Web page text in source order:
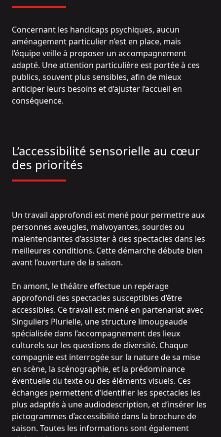
Concernant les handicaps psychiques, aucun
aménagement particulier n’est en place, mais
l’équipe veille à proposer un accompagnement
adapté. Une attention particulière est portée à ces
publics, souvent plus sensibles, afin de mieux
anticiper leurs besoins et d’ajuster l’accueil en
conséquence.
L’accessibilité sensorielle au cœur
des priorités
Un travail approfondi est mené pour permettre aux
personnes aveugles, malvoyantes, sourdes ou
malentendantes d’assister à des spectacles dans les
meilleures conditions. Cette démarche débute bien
avant l’ouverture de la saison.
En amont, le théâtre effectue un repérage
approfondi des spectacles susceptibles d’être
accessibles. Ce travail est mené en partenariat avec
Singuliers Plurielle, une structure limougeaude
spécialisée dans l’accompagnement des lieux
culturels sur les questions de diversité. Chaque
compagnie est interrogée sur la nature de sa mise
en scène, la scénographie, et la prédominance
éventuelle du texte ou des éléments visuels. Ces
échanges permettent d’identifier les spectacles les
plus adaptés à une audiodescription, et d’insérer les
pictogrammes d’accessibilité dans la brochure de
saison. Toutes les informations sont également